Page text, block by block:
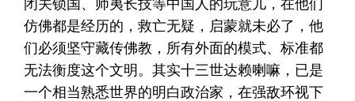
闭关锁国、师夷长技等中国人的玩意儿，在他们
仿佛都是经历的，救亡无疑，启蒙就未必了，他
们必须坚守藏传佛教，所有外面的模式、标准都
无法衡度这个文明。其实十三世达赖喇嘛，已是
一个相当熟悉世界的明白政治家，在强敌环视下